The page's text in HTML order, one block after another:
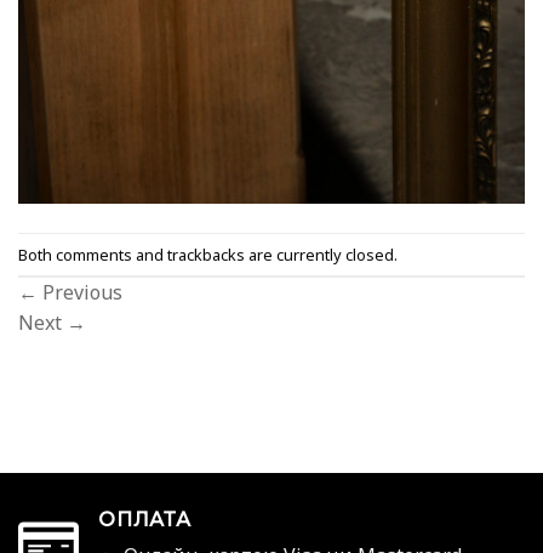
Both comments and trackbacks are currently closed.
← Previous
Next →
ОПЛАТА